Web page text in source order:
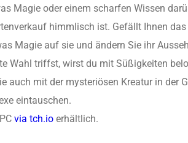
Magie oder einem scharfen Wissen
himmlisch ist. Gefällt Ihnen
Magie auf sie und ändern Sie ihr
Wahl triffst, wirst du mit Süßigkeiten
auch mit der mysteriösen Kreatur in der
eintauschen.
via tch.io erhältlich.